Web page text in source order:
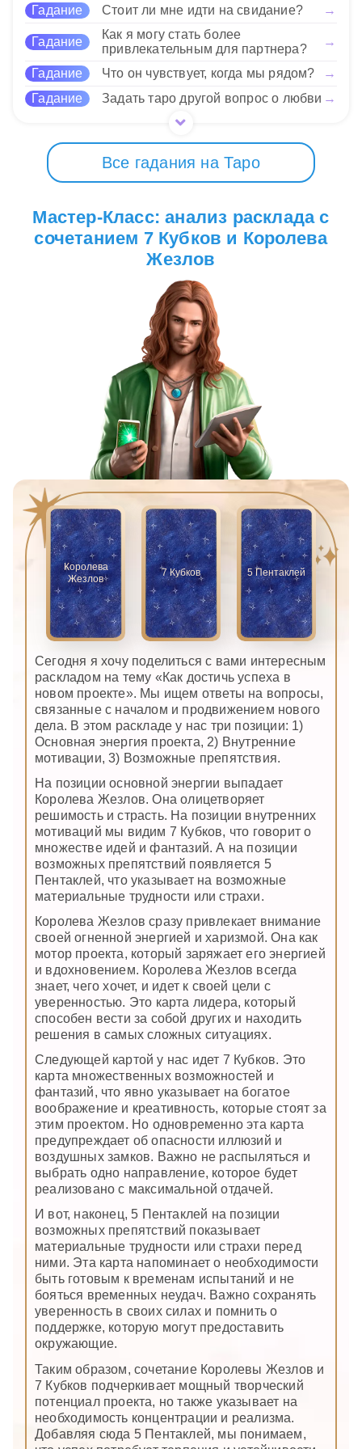
29 Нравится
уверенно, открывая новые горизонты. Однако не
забывайте обращать внимание на детали и
оценивать последствия своих решений.
Подходите к каждому выбору с мудростью! В
общем, это сочетание карт может говорить о
любви, карьере или личном развитии.
29 Нравится
Гадание
Стоит ли мне идти на свидание? →
Гадание
Как я могу стать более
привлекательным для партнера?
→
Гадание Что он чувствует, когда мы рядом?
→
Гадание
Задать таро другой вопрос о любви →
Все гадания на Таро
Мастер-Класс: анализ расклада с
сочетанием 7 Кубков и Королева
Жезлов
Королева
Жезлов
7 Кубков 5 Пентаклей
Сегодня я хочу поделиться с вами интересным
раскладом на тему «Как достичь успеха в
новом проекте». Мы ищем ответы на вопросы,
связанные с началом и продвижением нового
дела. В этом раскладе у нас три позиции: 1)
Основная энергия проекта, 2) Внутренние
мотивации, 3) Возможные препятствия.
На позиции основной энергии выпадает
Королева Жезлов. Она олицетворяет
решимость и страсть. На позиции внутренних
мотиваций мы видим 7 Кубков, что говорит о
множестве идей и фантазий. А на позиции
возможных препятствий появляется 5
Пентаклей, что указывает на возможные
материальные трудности или страхи.
Королева Жезлов сразу привлекает внимание
своей огненной энергией и харизмой. Она как
мотор проекта, который заряжает его энергией
и вдохновением. Королева Жезлов всегда
знает, чего хочет, и идет к своей цели с
уверенностью. Это карта лидера, который
способен вести за собой других и находить
решения в самых сложных ситуациях.
Следующей картой у нас идет 7 Кубков. Это
карта множественных возможностей и
фантазий, что явно указывает на богатое
воображение и креативность, которые стоят за
этим проектом. Но одновременно эта карта
предупреждает об опасности иллюзий и
воздушных замков. Важно не распыляться и
выбрать одно направление, которое будет
реализовано с максимальной отдачей.
И вот, наконец, 5 Пентаклей на позиции
возможных препятствий показывает
материальные трудности или страхи перед
ними. Эта карта напоминает о необходимости
быть готовым к временам испытаний и не
бояться временных неудач. Важно сохранять
уверенность в своих силах и помнить о
поддержке, которую могут предоставить
окружающие.
Таким образом, сочетание Королевы Жезлов и
7 Кубков подчеркивает мощный творческий
потенциал проекта, но также указывает на
необходимость концентрации и реализма.
Добавляя сюда 5 Пентаклей, мы понимаем,